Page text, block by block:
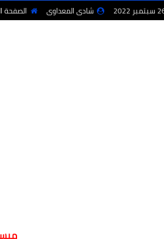
شادى المعداوى الصفحة